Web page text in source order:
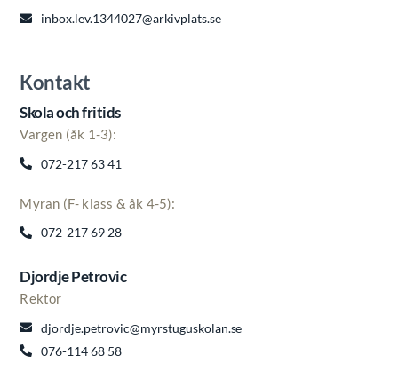
inbox.lev.1344027@arkivplats.se
Kontakt
Skola och fritids
Vargen (åk 1-3):
072-217 63 41
Myran (F- klass & åk 4-5):
072-217 69 28
Djordje Petrovic
Rektor
djordje.petrovic@myrstuguskolan.se
076-114 68 58